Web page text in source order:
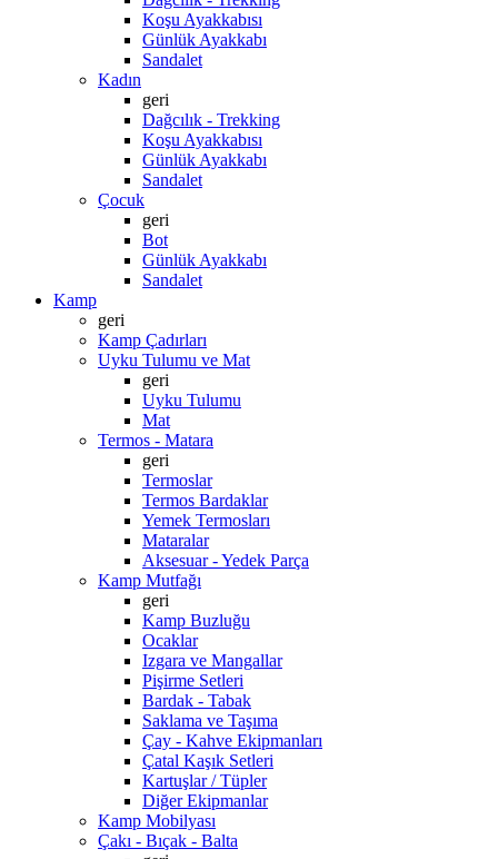
Koşu Ayakkabısı
Günlük Ayakkabı
Sandalet
Kadın
geri
Dağcılık - Trekking
Koşu Ayakkabısı
Günlük Ayakkabı
Sandalet
Çocuk
geri
Bot
Günlük Ayakkabı
Sandalet
Kamp
geri
Kamp Çadırları
Uyku Tulumu ve Mat
geri
Uyku Tulumu
Mat
Termos - Matara
geri
Termoslar
Termos Bardaklar
Yemek Termosları
Mataralar
Aksesuar - Yedek Parça
Kamp Mutfağı
geri
Kamp Buzluğu
Ocaklar
Izgara ve Mangallar
Pişirme Setleri
Bardak - Tabak
Saklama ve Taşıma
Çay - Kahve Ekipmanları
Çatal Kaşık Setleri
Kartuşlar / Tüpler
Diğer Ekipmanlar
Kamp Mobilyası
Çakı - Bıçak - Balta